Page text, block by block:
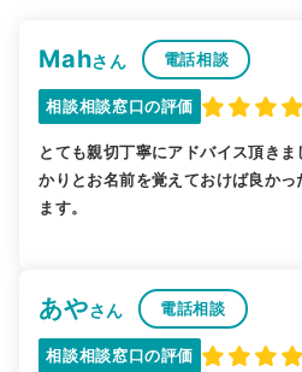
Mahさん 電話相談
相談相談窓口の評価
とても親切丁寧にアドバイス頂き
かりとお名前を覚えておけば良か
ます。
あやさん 電話相談
相談相談窓口の評価